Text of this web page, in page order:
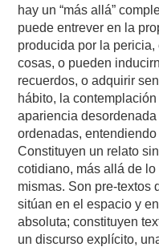
hay un “más allá”
puede entrever en la
producida por la
cosas, o pueden
recuerdos, o adquirir
hábito, la
apariencia
ordenadas,
Constituyen un relato
cotidiano, más allá de
mismas. Son pre-textos
sitúan en el espacio y
absoluta; constituyen
un discurso explícito,